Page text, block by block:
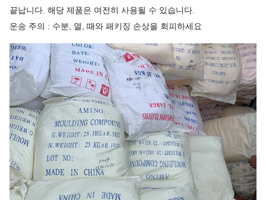
끝납니다. 해당 제품은 여전히 사용될 수 있습니다.
운송 주의 : 수분, 열, 때와 패키징 손상을 회피하세요